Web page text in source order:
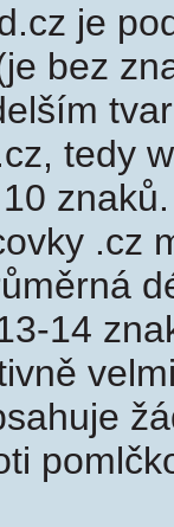
je
bez
tedy
.cz
14